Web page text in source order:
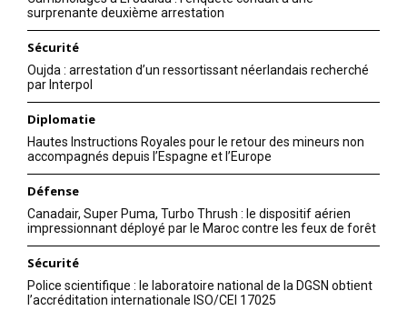
surprenante deuxième arrestation
Sécurité
Oujda : arrestation d’un ressortissant néerlandais recherché
par Interpol
Diplomatie
Hautes Instructions Royales pour le retour des mineurs non
accompagnés depuis l’Espagne et l’Europe
Défense
Canadair, Super Puma, Turbo Thrush : le dispositif aérien
impressionnant déployé par le Maroc contre les feux de forêt
Sécurité
Police scientifique : le laboratoire national de la DGSN obtient
l’accréditation internationale ISO/CEI 17025